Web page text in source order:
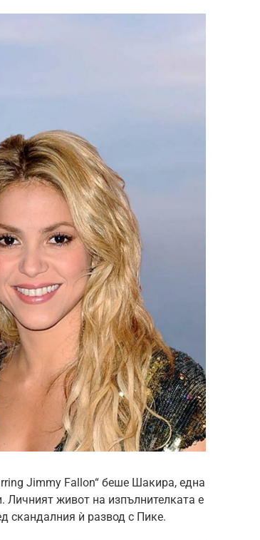
Jimmy Fallon“ беше Шакира, една
Личният живот на изпълнителката е
скандалния ѝ развод с Пике.